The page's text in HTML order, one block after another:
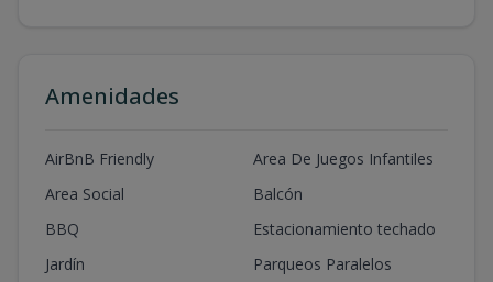
Amenidades
AirBnB Friendly
Area De Juegos Infantiles
Area Social
Balcón
BBQ
Estacionamiento techado
Jardín
Parqueos Paralelos